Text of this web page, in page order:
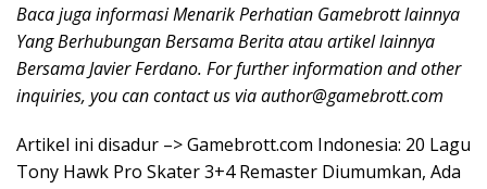
Baca juga informasi Menarik Perhatian Gamebrott lainnya
Yang Berhubungan Bersama Berita atau artikel lainnya
Bersama Javier Ferdano. For further information and other
inquiries, you can contact us viaauthor@gamebrott.com
Artikel ini disadur –> Gamebrott.com Indonesia: 20 Lagu
Tony Hawk Pro Skater 3+4 Remaster Diumumkan, Ada